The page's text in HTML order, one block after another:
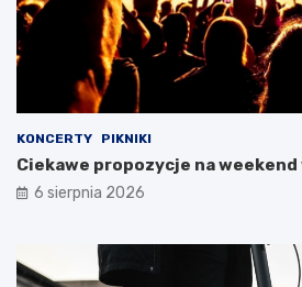
KONCERTY PIKNIKI
Ciekawe propozycje na weekend
6 sierpnia 2026